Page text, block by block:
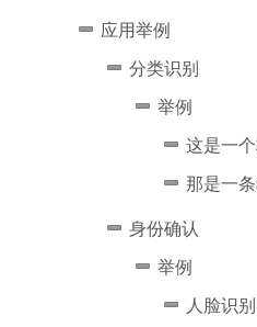
应用举例
分类识别
举例
这是一
那是一
身份确认
举例
人脸识别